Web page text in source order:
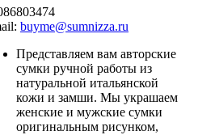
buyme@sumnizza.ru
Представляем вам авторские
сумки ручной работы из
натуральной итальянской
кожи и замши. Мы украшаем
женские и мужские сумки
оригинальным рисунком,